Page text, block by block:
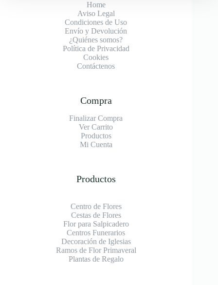
Home
Aviso Legal
Condiciones de Uso
Envío y Devolución
¿Quiénes somos?
Política de Privacidad
Cookies
Contáctenos
Compra
Finalizar Compra
Ver Carrito
Productos
Mi Cuenta
Productos
Centro de Flores
Cestas de Flores
Flor para Salpicadero
Centros Funerarios
Decoración de Iglesias
Ramos de Flor Primaveral
Plantas de Regalo